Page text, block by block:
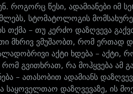
როგორც წესი, ადამიანები იმ
სტომატოლოგის
თქმა – თუ კერძო დაზღვევა
მხრივ ვმუშაობთ, რომ ერთად
აქტი ხდება – აქტი,
გვითხრათ, რა მოჰყვება ამ
– ათასობით ადამიანს
საყოველთაო დაზღვევაზე, ის